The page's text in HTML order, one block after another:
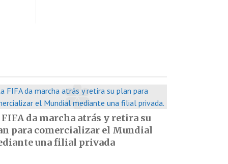
FIFA da marcha atrás y retira su
para comercializar el Mundial
una filial privada